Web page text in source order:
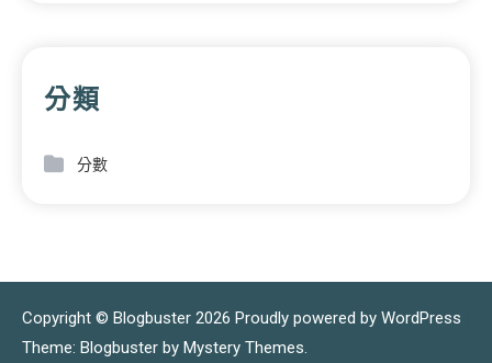
分類
分數
Copyright © Blogbuster 2026 Proudly powered by WordPress
Theme: Blogbuster by Mystery Themes